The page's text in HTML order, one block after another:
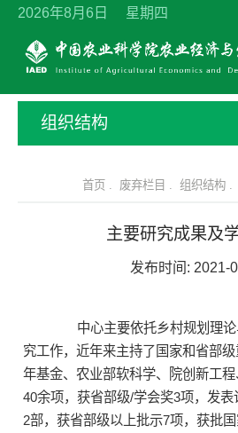
2026年8月6日 星期四
组织结构
首页 . 废弃栏目 . 组织结构 .
主要研究成果及
发布时间: 2021-
中心主要依托乡村规划理论
究工作，近年来主持了国家和省部
年基金、农业部软科学、院创新工
40余项，获省部级/学会奖3项，发
2部，获省部级以上批示7项，获批